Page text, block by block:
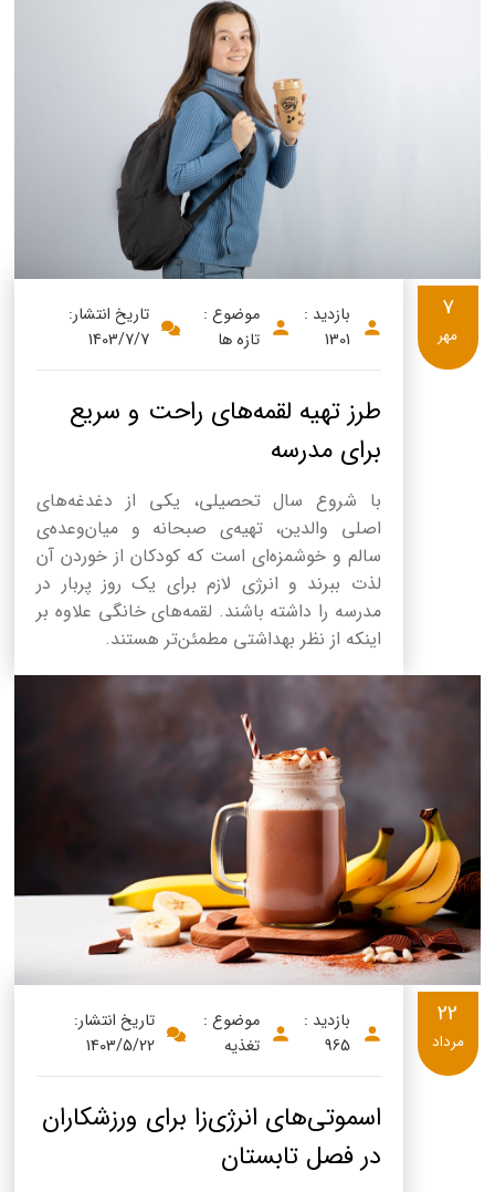
بازدید :
1301
موضوع :
تازه ها
تاریخ انتشار:
1403/7/7
طرز تهیه لقمه‌های راحت و سریع
برای مدرسه
با شروع سال تحصیلی، یکی از دغدغه‌های
اصلی والدین، تهیه‌ی صبحانه و میان‌وعده‌ی
سالم و خوشمزه‌ای است که کودکان از خوردن آن
لذت ببرند و انرژی لازم برای یک روز پربار در
مدرسه را داشته باشند. لقمه‌های خانگی علاوه بر
اینکه از نظر بهداشتی مطمئن‌تر هستند.
7
مهر
بازدید :
965
موضوع :
تغذیه
تاریخ انتشار:
1403/5/22
اسموتی‌های انرژی‌زا برای ورزشکاران
در فصل تابستان
22
مرداد